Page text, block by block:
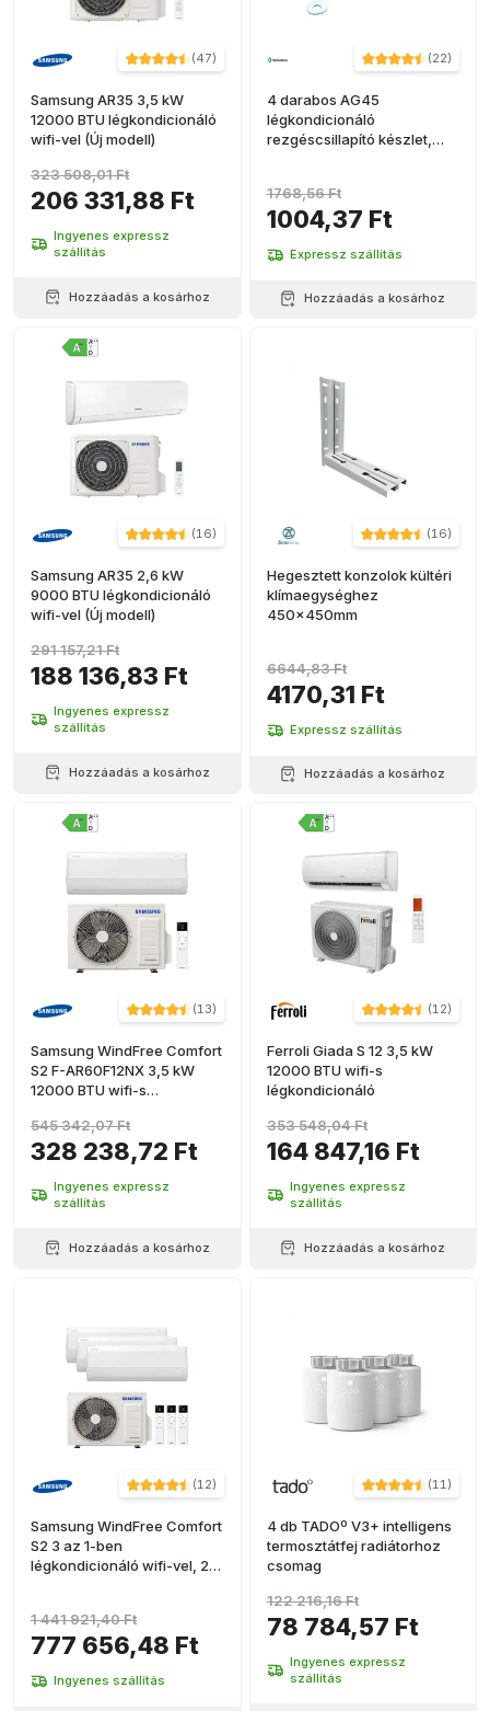
(47)
Samsung AR35 3,5 kW
12000 BTU légkondicionáló
wifi-vel (Új modell)
206 331,88 Ft
323 508,01 Ft
Ingyenes expressz
szállítás
Hozzáadás a kosárhoz
(22)
4 darabos AG45
légkondicionáló
rezgéscsillapító készlet,
1004,37 Ft
1768,56 Ft
Expressz szállítás
Hozzáadás a kosárhoz
(16)
Samsung AR35 2,6 kW
9000 BTU légkondicionáló
wifi-vel (Új modell)
188 136,83 Ft
291 157,21 Ft
Ingyenes expressz
szállítás
Hozzáadás a kosárhoz
(16)
Hegesztett konzolok kültéri
klímaegységhez
450x450mm
4170,31 Ft
6644,83 Ft
Expressz szállítás
Hozzáadás a kosárhoz
(13)
Samsung WindFree Comfort
S2 F-AR60F12NX 3,5 kW
12000 BTU wifi-s
328 238,72 Ft
545 342,07 Ft
Ingyenes expressz
szállítás
Hozzáadás a kosárhoz
(12)
Ferroli Giada S 12 3,5 kW
12000 BTU wifi-s
légkondicionáló
164 847,16 Ft
353 548,04 Ft
Ingyenes expressz
szállítás
Hozzáadás a kosárhoz
(12)
Samsung WindFree Comfort
S2 3 az 1-ben
légkondicionáló wifi-vel, 2,5
777 656,48 Ft
1 441 921,40 Ft
Ingyenes szállítás
(11)
4 db TADOº V3+ intelligens
termosztátfej radiátorhoz
csomag
78 784,57 Ft
122 216,16 Ft
Ingyenes expressz
szállítás